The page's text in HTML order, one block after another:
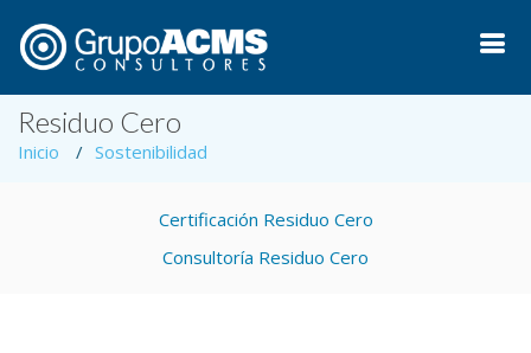
Residuo Cero
Inicio Sostenibilidad
Certificación Residuo Cero
Consultoría Residuo Cero